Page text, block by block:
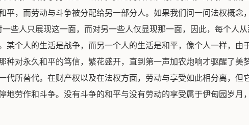
平，而劳动与斗争被分配给另一部分人。如果我们问一问法权概
一些人只展现这一面，而对另一些人仅显现那一面，因此，每个人
某个人的生活是战争，而另一个人的生活是和平，像个人一样，
种对永久和平的笃信，繁花盛开，直到第一声加农炮响才驱醒了
代所替代。在财产权以及在法权方面，劳动与享受如此相分离，
地劳作和斗争。没有斗争的和平与没有劳动的享受属于伊甸园岁